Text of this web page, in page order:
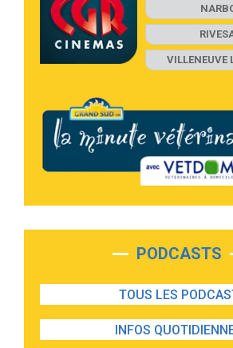
VILLENEUVE
PODCASTS
TOUS LES
INFOS